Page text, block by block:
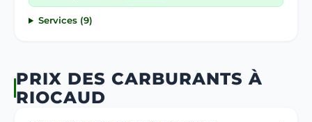
Services (9)
PRIX DES CARBURANTS À
RIOCAUD